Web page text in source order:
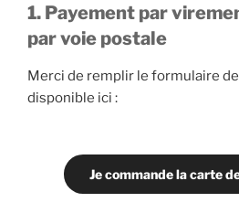
1. Payement par
par voie postale
Merci de remplir le formulaire
disponible ici :
Je commande la carte